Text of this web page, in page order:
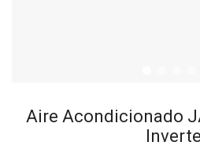
Aire Acondicionado